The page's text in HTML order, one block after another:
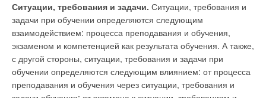
Ситуации, требования и задачи. Ситуации, требования и
задачи при обучении определяются следующим
взаимодействием: процесса преподавания и обучения,
экзаменом и компетенцией как результата обучения. А также,
с другой стороны, ситуации, требования и задачи при
обучении определяются следующим влиянием: от процесса
преподавания и обучения через ситуации, требования и